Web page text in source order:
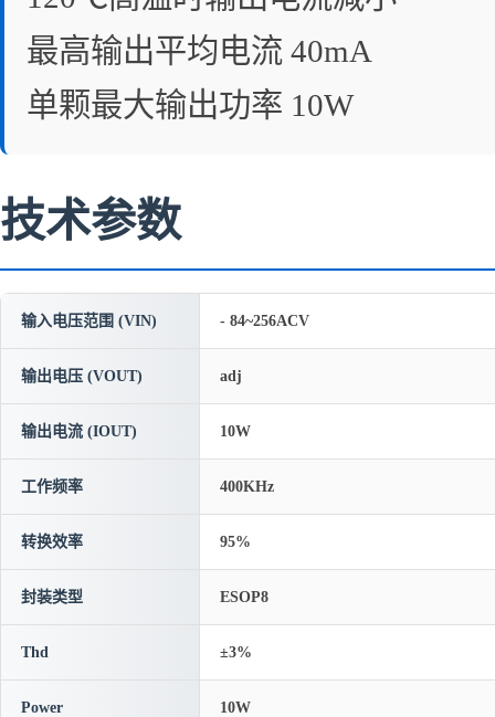
最高输出平均电流 40mA
单颗最大输出功率 10W
技术参数
输入电压范围 (VIN) - 84~256ACV
输出电压 (VOUT) adj
输出电流 (IOUT) 10W
工作频率 400KHz
转换效率 95%
封装类型 ESOP8
Thd ±3%
Power 10W